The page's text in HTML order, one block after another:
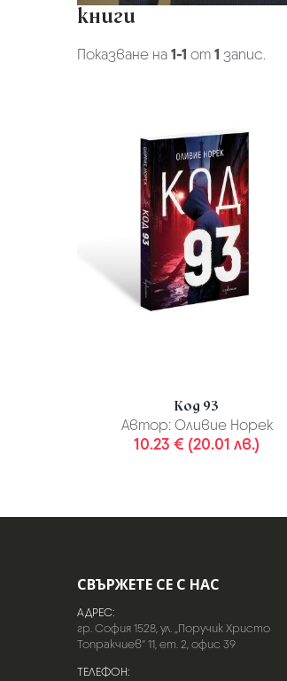
книги
Показване на1-1 от1 запис.
Код 93
Автор: Оливие Норек
10.23 € (20.01 лв.)
СВЪРЖЕТЕ СЕ С НАС
АДРЕС:
гр. София 1528, ул. „Поручик Христо
Топракчиев“ 11, ет. 2, офис 39
ТЕЛЕФОН: